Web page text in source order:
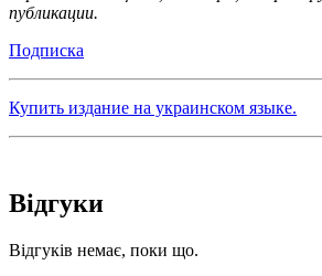
публикации.
Подписка
Купить издание на украинском языке.
Відгуки
Відгуків немає, поки що.